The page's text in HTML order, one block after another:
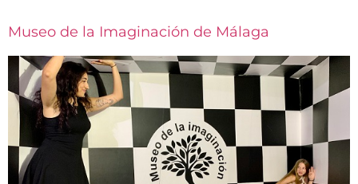
Museo de la Imaginación de Málaga